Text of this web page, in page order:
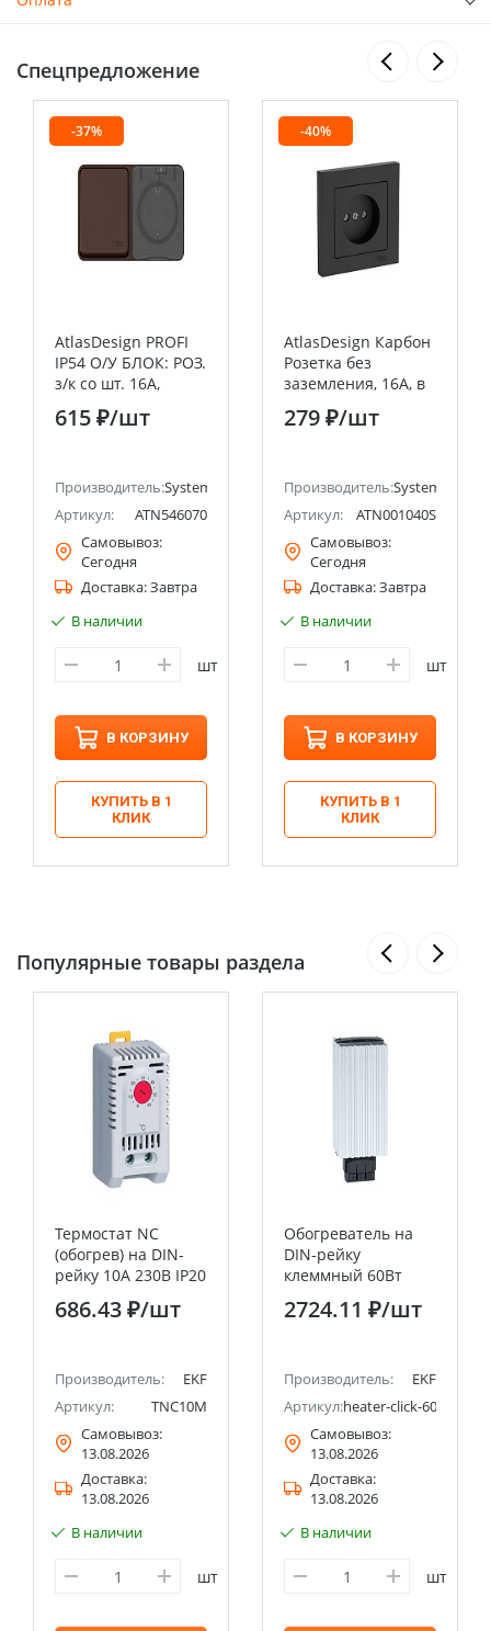
Спецпредложение
(ранее Schneider Electric)
-37%
AtlasDesign PROFI
IP54 О/У БЛОК: РОЗ.
з/к со шт. 16А,
ВЫКЛ.1-клав.10А,
КОРИЧНЕВЫЙ
615 ₽/шт
Производитель:Systeme Electric (ранее Schneider Electric)
Артикул:
ATN546070
Самовывоз:
Сегодня
Доставка:Завтра
В наличии
шт
В КОРЗИНУ
КУПИТЬ В 1
КЛИК
-40%
AtlasDesign Карбон
Розетка без
заземления, 16А, в
сборе,
быстрозажим.
279 ₽/шт
Производитель:Systeme
Артикул:
ATN001040S
Самовывоз:
Сегодня
Доставка:Завтра
В наличии
шт
В КОРЗИНУ
КУПИТЬ В 1
КЛИК
Популярные товары раздела
Термостат NC
(обогрев) на DIN-
рейку 10А 230В IP20
EKF PROxima
686.43 ₽/шт
Производитель:
EKF
Артикул:
TNC10M
Самовывоз:
13.08.2026
Доставка:
13.08.2026
В наличии
шт
Обогреватель на
DIN-рейку
клеммный 60Вт
230В IP20 EKF
PROxima
2724.11 ₽/шт
Производитель:
EKF
Артикул:heater-click-60-20
Самовывоз:
13.08.2026
Доставка:
13.08.2026
В наличии
шт